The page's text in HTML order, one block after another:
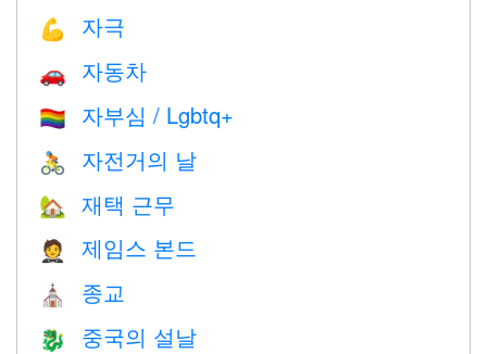
💪 자극
🚗 자동차
🏳️‍🌈 자부심 / Lgbtq+
🚴 자전거의 날
🏡 재택 근무
🤵 제임스 본드
⛪️ 종교
🐉 중국의 설날